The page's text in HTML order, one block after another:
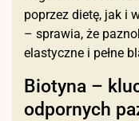
poprzez dietę, jak i
– sprawia, że
elastyczne i pełne
Biotyna –
odpornych